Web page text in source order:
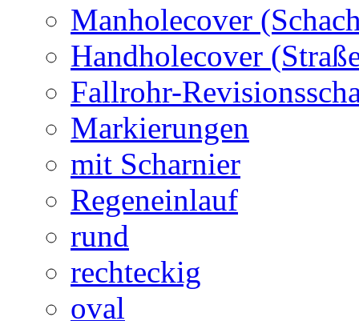
Manholecover
Handholecover
Fallrohr-
Markierungen
mit Scharnier
Regeneinlauf
rund
rechteckig
oval